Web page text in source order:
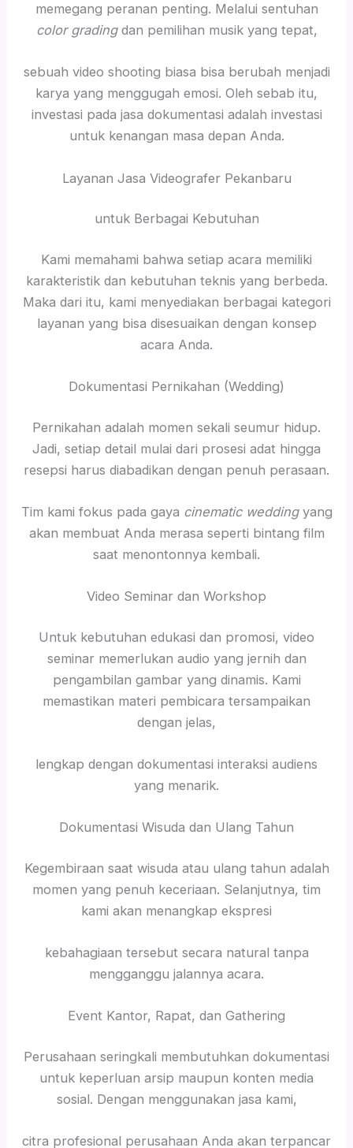
memegang peranan penting. Melalui sentuhan
color gradingdan pemilihan musik yang tepat,
sebuah video shooting biasa bisa berubah menjadi
karya yang menggugah emosi. Oleh sebab itu,
investasi pada jasa dokumentasi adalah investasi
untuk kenangan masa depan Anda.
Layanan Jasa Videografer Pekanbaru
untuk Berbagai Kebutuhan
Kami memahami bahwa setiap acara memiliki
karakteristik dan kebutuhan teknis yang berbeda.
Maka dari itu, kami menyediakan berbagai kategori
layanan yang bisa disesuaikan dengan konsep
acara Anda.
Dokumentasi Pernikahan (Wedding)
Pernikahan adalah momen sekali seumur hidup.
Jadi, setiap detail mulai dari prosesi adat hingga
resepsi harus diabadikan dengan penuh perasaan.
Tim kami fokus pada gaya cinematic weddingyang
akan membuat Anda merasa seperti bintang film
saat menontonnya kembali.
Video Seminar dan Workshop
Untuk kebutuhan edukasi dan promosi, video
seminar memerlukan audio yang jernih dan
pengambilan gambar yang dinamis. Kami
memastikan materi pembicara tersampaikan
dengan jelas,
lengkap dengan dokumentasi interaksi audiens
yang menarik.
Dokumentasi Wisuda dan Ulang Tahun
Kegembiraan saat wisuda atau ulang tahun adalah
momen yang penuh keceriaan. Selanjutnya, tim
kami akan menangkap ekspresi
kebahagiaan tersebut secara natural tanpa
mengganggu jalannya acara.
Event Kantor, Rapat, dan Gathering
Perusahaan seringkali membutuhkan dokumentasi
untuk keperluan arsip maupun konten media
sosial. Dengan menggunakan jasa kami,
citra profesional perusahaan Anda akan terpancar